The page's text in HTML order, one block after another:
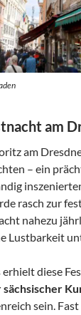
am
am
– ein
rasch zur
nahezu
Lustbarkeit
diese
sein.